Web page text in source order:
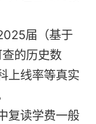
届（基于
的历史数
上线率等真实
复读学费一般